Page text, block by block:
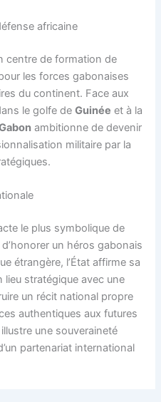
africaine
centre de formation de
les forces gabonaises
du continent. Face aux
le golfe deGuinée et à la
ambitionne de devenir
militaire par la
le plus symbolique de
un héros gabonais
étrangère, l’État affirme sa
lieu stratégique avec une
un récit national propre
authentiques aux futures
une souveraineté
partenariat international